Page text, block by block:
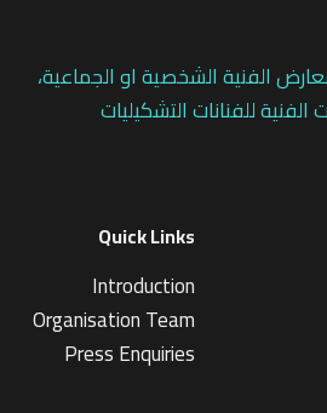
الفنية الشخصية او الجماعية،
للفنانات التشكيليات
Quick Links
Introduction
Organisation Team
Press Enquiries